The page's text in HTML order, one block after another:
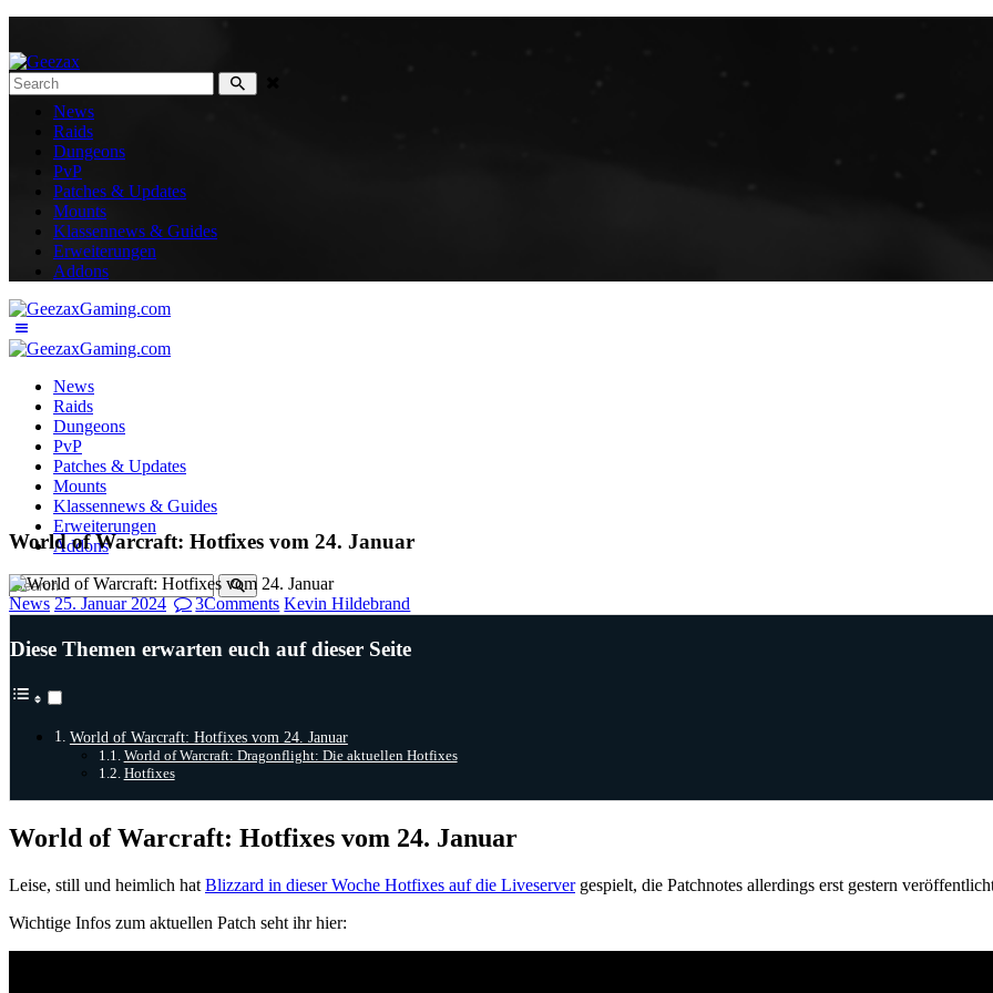
News
Raids
Dungeons
PvP
Patches & Updates
Mounts
Klassennews & Guides
Erweiterungen
Addons
News
Raids
Dungeons
PvP
Patches & Updates
Mounts
Klassennews & Guides
Erweiterungen
Addons
World of Warcraft: Hotfixes vom 24. Januar
News 25. Januar 2024 3Comments Kevin Hildebrand
Diese Themen erwarten euch auf dieser Seite
World of Warcraft: Hotfixes vom 24. Januar
World of Warcraft: Dragonflight: Die aktuellen Hotfixes
Hotfixes
World of Warcraft: Hotfixes vom 24. Januar
Leise, still und heimlich hat Blizzard in dieser Woche Hotfixes auf die Liveservergespielt, die Patchnotes allerdings erst gestern
Wichtige Infos zum aktuellen Patch seht ihr hier: